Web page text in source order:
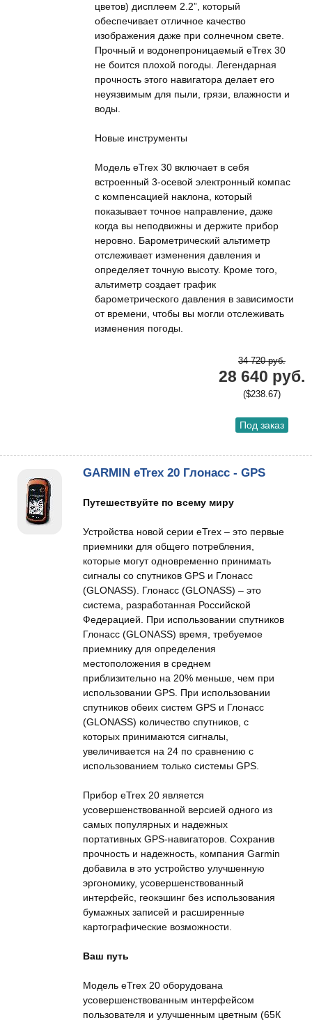
цветов) дисплеем 2.2”, который
обеспечивает отличное качество
изображения даже при солнечном свете.
Прочный и водонепроницаемый eTrex 30
не боится плохой погоды. Легендарная
прочность этого навигатора делает его
неуязвимым для пыли, грязи, влажности и
воды.
Новые инструменты
Модель eTrex 30 включает в себя
встроенный 3-осевой электронный компас
с компенсацией наклона, который
показывает точное направление, даже
когда вы неподвижны и держите прибор
неровно. Барометрический альтиметр
отслеживает изменения давления и
определяет точную высоту. Кроме того,
альтиметр создает график
барометрического давления в зависимости
от времени, чтобы вы могли отслеживать
изменения погоды.
34 720 руб.
28 640 руб.
($238.67)
Под заказ
GARMIN eTrex 20 Глонасс - GPS
Путешествуйте по всему миру
Устройства новой серии eTrex – это первые
приемники для общего потребления,
которые могут одновременно принимать
сигналы со спутников GPS и Глонасс
(GLONASS). Глонасс (GLONASS) – это
система, разработанная Российской
Федерацией. При использовании спутников
Глонасс (GLONASS) время, требуемое
приемнику для определения
местоположения в среднем
приблизительно на 20% меньше, чем при
использовании GPS. При использовании
спутников обеих систем GPS и Глонасс
(GLONASS) количество спутников, с
которых принимаются сигналы,
увеличивается на 24 по сравнению с
использованием только системы GPS.
Прибор eTrex 20 является
усовершенствованной версией одного из
самых популярных и надежных
портативных GPS-навигаторов. Сохранив
прочность и надежность, компания Garmin
добавила в это устройство улучшенную
эргономику, усовершенствованный
интерфейс, геокэшинг без использования
бумажных записей и расширенные
картографические возможности.
Ваш путь
Модель eTrex 20 оборудована
усовершенствованным интерфейсом
пользователя и улучшенным цветным (65К